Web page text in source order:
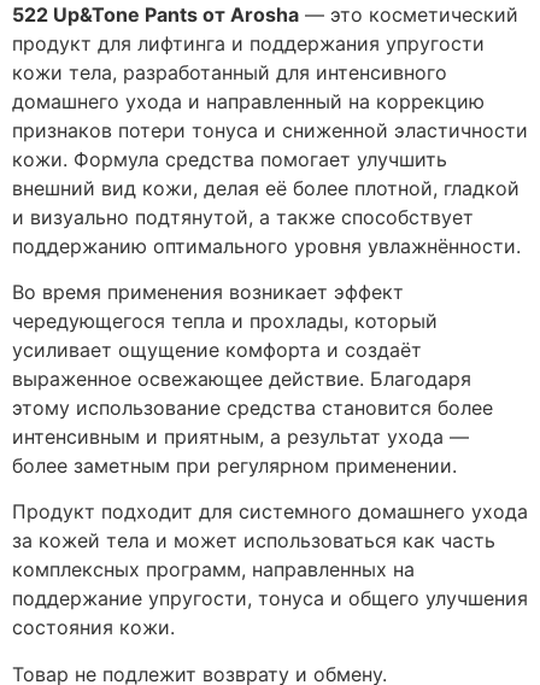
522 Up&Tone Pants от Arosha — это косметический
продукт для лифтинга и поддержания упругости
кожи тела, разработанный для интенсивного
домашнего ухода и направленный на коррекцию
признаков потери тонуса и сниженной эластичности
кожи. Формула средства помогает улучшить
внешний вид кожи, делая её более плотной, гладкой
и визуально подтянутой, а также способствует
поддержанию оптимального уровня увлажнённости.
Во время применения возникает эффект
чередующегося тепла и прохлады, который
усиливает ощущение комфорта и создаёт
выраженное освежающее действие. Благодаря
этому использование средства становится более
интенсивным и приятным, а результат ухода —
более заметным при регулярном применении.
Продукт подходит для системного домашнего ухода
за кожей тела и может использоваться как часть
комплексных программ, направленных на
поддержание упругости, тонуса и общего улучшения
состояния кожи.
Товар не подлежит возврату и обмену.